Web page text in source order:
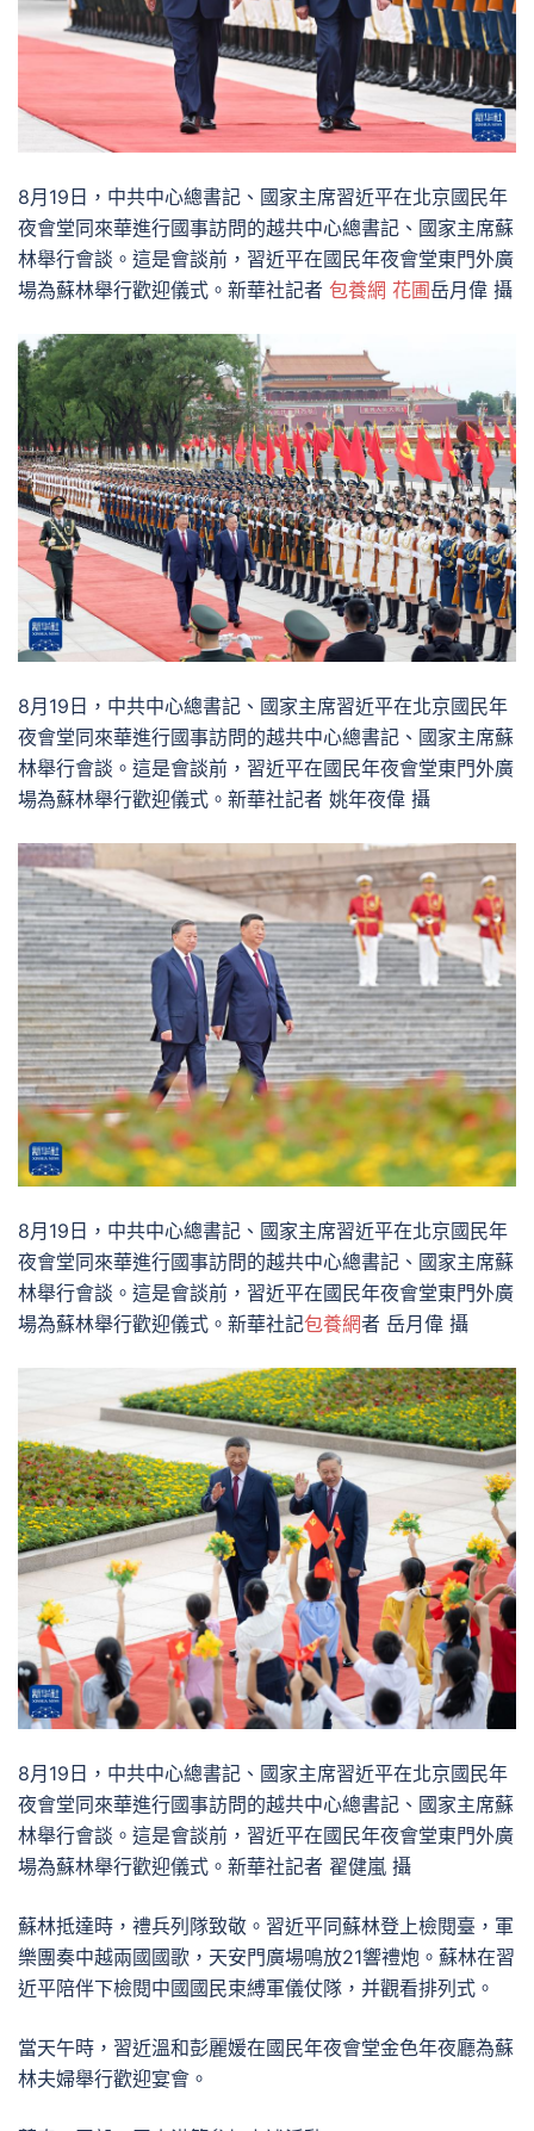
8月19日，中共中心總書記、國家主席習近平在北京國民年
夜會堂同來華進行國事訪問的越共中心總書記、國家主席蘇
林舉行會談。這是會談前，習近平在國民年夜會堂東門外廣
場為蘇林舉行歡迎儀式。新華社記者 包養網 花圃岳月偉 攝
8月19日，中共中心總書記、國家主席習近平在北京國民年
夜會堂同來華進行國事訪問的越共中心總書記、國家主席蘇
林舉行會談。這是會談前，習近平在國民年夜會堂東門外廣
場為蘇林舉行歡迎儀式。新華社記者 姚年夜偉 攝
8月19日，中共中心總書記、國家主席習近平在北京國民年
夜會堂同來華進行國事訪問的越共中心總書記、國家主席蘇
林舉行會談。這是會談前，習近平在國民年夜會堂東門外廣
場為蘇林舉行歡迎儀式。新華社記包養網者 岳月偉 攝
8月19日，中共中心總書記、國家主席習近平在北京國民年
夜會堂同來華進行國事訪問的越共中心總書記、國家主席蘇
林舉行會談。這是會談前，習近平在國民年夜會堂東門外廣
場為蘇林舉行歡迎儀式。新華社記者 翟健嵐 攝
蘇林抵達時，禮兵列隊致敬。習近平同蘇林登上檢閱臺，軍
樂團奏中越兩國國歌，天安門廣場鳴放21響禮炮。蘇林在習
近平陪伴下檢閱中國國民束縛軍儀仗隊，并觀看排列式。
當天午時，習近溫和彭麗媛在國民年夜會堂金色年夜廳為蘇
林夫婦舉行歡迎宴會。